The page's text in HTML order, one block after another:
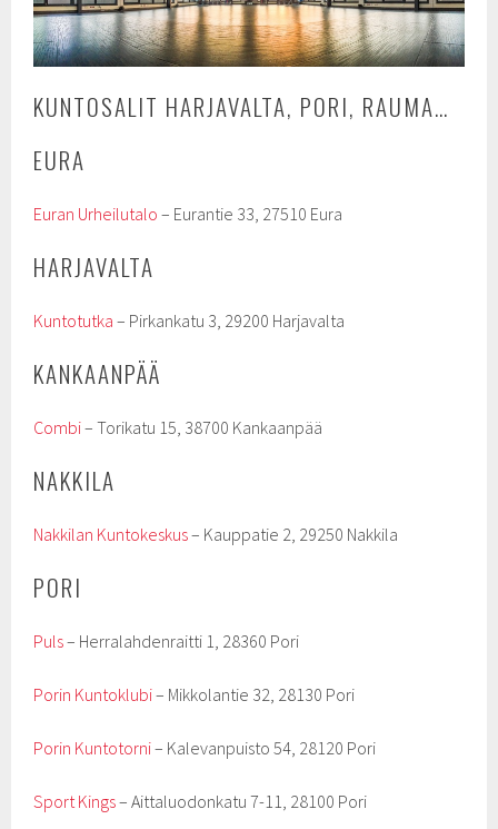
KUNTOSALIT HARJAVALTA, PORI, RAUMA…
EURA
Euran Urheilutalo – Eurantie 33, 27510 Eura
HARJAVALTA
Kuntotutka – Pirkankatu 3, 29200 Harjavalta
KANKAANPÄÄ
Combi– Torikatu 15, 38700 Kankaanpää
NAKKILA
Nakkilan Kuntokeskus– Kauppatie 2, 29250 Nakkila
PORI
Puls– Herralahdenraitti 1, 28360 Pori
Porin Kuntoklubi– Mikkolantie 32, 28130 Pori
Porin Kuntotorni– Kalevanpuisto 54, 28120 Pori
Sport Kings– Aittaluodonkatu 7-11, 28100 Pori